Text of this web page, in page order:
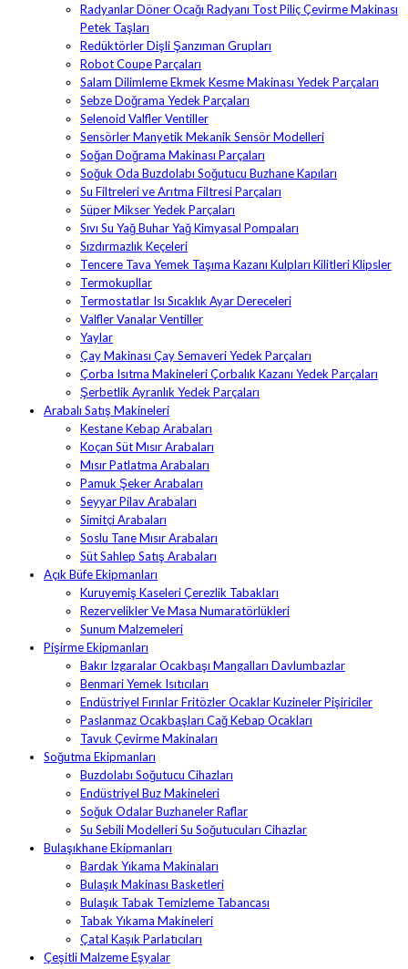
Radyanlar Döner Ocağı Radyanı Tost Piliç Çevirme Makinası
Petek Taşları
Redüktörler Dişli Şanzıman Grupları
Robot Coupe Parçaları
Salam Dilimleme Ekmek Kesme Makinası Yedek Parçaları
Sebze Doğrama Yedek Parçaları
Selenoid Valfler Ventiller
Sensörler Manyetik Mekanik Sensör Modelleri
Soğan Doğrama Makinası Parçaları
Soğuk Oda Buzdolabı Soğutucu Buzhane Kapıları
Su Filtreleri ve Arıtma Filtresi Parçaları
Süper Mikser Yedek Parçaları
Sıvı Su Yağ Buhar Yağ Kimyasal Pompaları
Sızdırmazlık Keçeleri
Tencere Tava Yemek Taşıma Kazanı Kulpları Kilitleri Klipsler
Termokupllar
Termostatlar Isı Sıcaklık Ayar Dereceleri
Valfler Vanalar Ventiller
Yaylar
Çay Makinası Çay Semaveri Yedek Parçaları
Çorba Isıtma Makineleri Çorbalık Kazanı Yedek Parçaları
Şerbetlik Ayranlık Yedek Parçaları
Arabalı Satış Makineleri
Kestane Kebap Arabaları
Koçan Süt Mısır Arabaları
Mısır Patlatma Arabaları
Pamuk Şeker Arabaları
Seyyar Pilav Arabaları
Simitçi Arabaları
Soslu Tane Mısır Arabaları
Süt Sahlep Satış Arabaları
Açık Büfe Ekipmanları
Kuruyemiş Kaseleri Çerezlik Tabakları
Rezervelikler Ve Masa Numaratörlükleri
Sunum Malzemeleri
Pişirme Ekipmanları
Bakır Izgaralar Ocakbaşı Mangalları Davlumbazlar
Benmari Yemek Isıtıcıları
Endüstriyel Fırınlar Fritözler Ocaklar Kuzineler Pişiriciler
Paslanmaz Ocakbaşları Cağ Kebap Ocakları
Tavuk Çevirme Makinaları
Soğutma Ekipmanları
Buzdolabı Soğutucu Cihazları
Endüstriyel Buz Makineleri
Soğuk Odalar Buzhaneler Raflar
Su Sebili Modelleri Su Soğutucuları Cihazlar
Bulaşıkhane Ekipmanları
Bardak Yıkama Makinaları
Bulaşık Makinası Basketleri
Bulaşık Tabak Temizleme Tabancası
Tabak Yıkama Makineleri
Çatal Kaşık Parlatıcıları
Çeşitli Malzeme Eşyalar